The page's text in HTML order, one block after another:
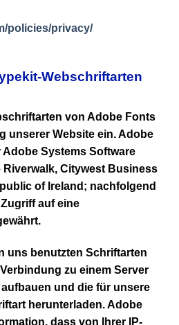
policies/privacy/
Webschriftarten
von Adobe Fonts
unserer Website ein. Adobe
Systems Software
Riverwalk, Citywest Business
of Ireland; nachfolgend
auf eine
uns benutzten Schriftarten
zu einem Server
und die für unsere
herunterladen. Adobe
dass von Ihrer IP-